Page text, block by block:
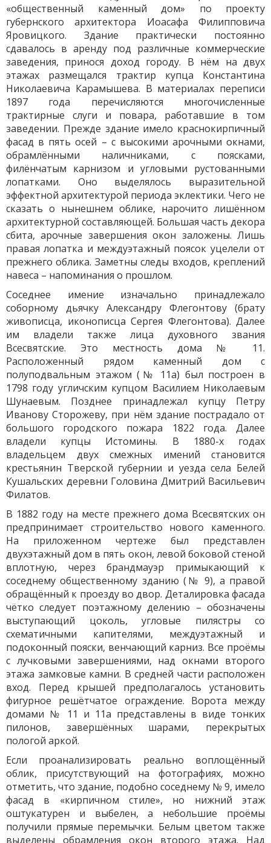
«общественный каменный дом» по проекту
губернского архитектора Иоасафа Филипповича
Яровицкого. Здание практически постоянно
сдавалось в аренду под различные коммерческие
заведения, принося доход городу. В нём на двух
этажах размещался трактир купца Константина
Николаевича Карамышева. В материалах переписи
1897 года перечисляются многочисленные
трактирные слуги и повара, работавшие в том
заведении. Прежде здание имело краснокирпичный
фасад в пять осей – с высокими арочными окнами,
обрамлёнными наличниками, с поясками,
филёнчатым карнизом и угловыми рустованными
лопатками. Оно выделялось выразительной
эффектной архитектурой периода эклектики. Чего не
сказать о нынешнем облике, нарочито лишённом
архитектурной составляющей. Большая часть декора
сбита, арочные завершения окон заложены. Лишь
правая лопатка и междуэтажный поясок уцелели от
прежнего облика. Заметны следы входов, креплений
навеса – напоминания о прошлом.
Соседнее имение изначально принадлежало
соборному дьячку Александру Флегонтову (брату
живописца, иконописца Сергея Флегонтова). Далее
им владели также лица духовного звания
Всесвятские. Это местность дома № 11.
Расположенный рядом каменный дом с
полуподвальным этажом (№ 11а) был построен в
1798 году угличским купцом Василием Николаевым
Шунаевым. Позднее принадлежал купцу Петру
Иванову Сторожеву, при нём здание пострадало от
большого городского пожара 1822 года. Далее
владели купцы Истомины. В 1880-х годах
владельцем двух смежных имений становится
крестьянин Тверской губернии и уезда села Белей
Кушальских деревни Головина Дмитрий Васильевич
Филатов.
В 1882 году на месте прежнего дома Всесвятских он
предпринимает строительство нового каменного.
На приложенном чертеже был представлен
двухэтажный дом в пять окон, левой боковой стеной
вплотную, через брандмауэр примыкающий к
соседнему общественному зданию (№ 9), а правой
обращённый к проезду во двор. Деталировка фасада
чётко следует поэтажному делению – обозначены
выступающий цоколь, угловые пилястры со
схематичными капителями, междуэтажный и
подоконный пояски, венчающий карниз. Все проёмы
с лучковыми завершениями, над окнами второго
этажа замковые камни. В средней части расположен
вход. Перед крышей предполагалось установить
фигурное решётчатое ограждение. Ворота между
домами № 11 и 11а представлены в виде тонких
пилонов, завершённых шарами, перекрытых
пологой аркой.
Если проанализировать реально воплощённый
облик, присутствующий на фотографиях, можно
отметить, что здание, подобно соседнему № 9, имело
фасад в «кирпичном стиле», но нижний этаж
оштукатурен и выбелен, а небольшие проёмы
получили прямые перемычки. Белым цветом также
выделены обрамления окон второго этажа. Над